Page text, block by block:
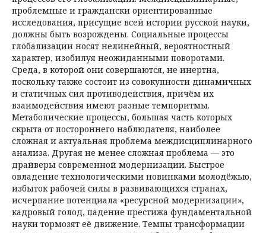
проблемные и граждански ориентированные
исследования, присущие всей истории русской науки,
должны быть возрождены. Социальные процессы
глобализации носят нелинейный, вероятностный
характер, изобилуя неожиданными поворотами.
Среда, в которой они совершаются, не инертна,
поскольку также состоит из совокупности динамич­ных
и статичных сил противодействия, причём их
взаимодействия имеют разные темпоритмы.
Метаболические процессы, большая часть которых
скрыта от постороннего наблюдателя, наи­более
сложная и актуальная проблема междисциплинарного
анализа. Другая не менее сложная проблема — это
драйверы современной модернизации. Быстрое
овладение технологическими новинками молодёжью,
избыток рабочей силы в развивающихся странах,
исчерпание потен­циала «ресурсной модернизации»,
кадровый голод, падение престижа фундаментальной
науки тормозят её движение. Темпы трансформации